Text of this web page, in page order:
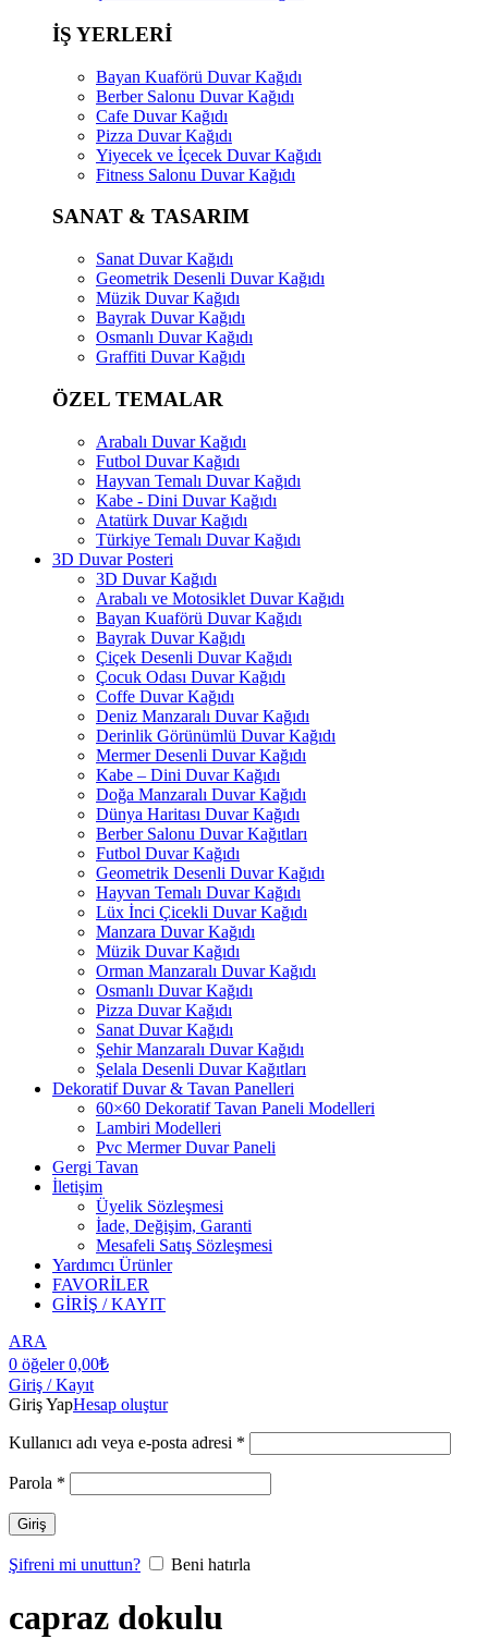
İŞ YERLERİ
Bayan Kuaförü Duvar Kağıdı
Berber Salonu Duvar Kağıdı
Cafe Duvar Kağıdı
Pizza Duvar Kağıdı
Yiyecek ve İçecek Duvar Kağıdı
Fitness Salonu Duvar Kağıdı
SANAT & TASARIM
Sanat Duvar Kağıdı
Geometrik Desenli Duvar Kağıdı
Müzik Duvar Kağıdı
Bayrak Duvar Kağıdı
Osmanlı Duvar Kağıdı
Graffiti Duvar Kağıdı
ÖZEL TEMALAR
Arabalı Duvar Kağıdı
Futbol Duvar Kağıdı
Hayvan Temalı Duvar Kağıdı
Kabe - Dini Duvar Kağıdı
Atatürk Duvar Kağıdı
Türkiye Temalı Duvar Kağıdı
3D Duvar Posteri
3D Duvar Kağıdı
Arabalı ve Motosiklet Duvar Kağıdı
Bayan Kuaförü Duvar Kağıdı
Bayrak Duvar Kağıdı
Çiçek Desenli Duvar Kağıdı
Çocuk Odası Duvar Kağıdı
Coffe Duvar Kağıdı
Deniz Manzaralı Duvar Kağıdı
Derinlik Görünümlü Duvar Kağıdı
Mermer Desenli Duvar Kağıdı
Kabe – Dini Duvar Kağıdı
Doğa Manzaralı Duvar Kağıdı
Dünya Haritası Duvar Kağıdı
Berber Salonu Duvar Kağıtları
Futbol Duvar Kağıdı
Geometrik Desenli Duvar Kağıdı
Hayvan Temalı Duvar Kağıdı
Lüx İnci Çicekli Duvar Kağıdı
Manzara Duvar Kağıdı
Müzik Duvar Kağıdı
Orman Manzaralı Duvar Kağıdı
Osmanlı Duvar Kağıdı
Pizza Duvar Kağıdı
Sanat Duvar Kağıdı
Şehir Manzaralı Duvar Kağıdı
Şelala Desenli Duvar Kağıtları
Dekoratif Duvar & Tavan Panelleri
60×60 Dekoratif Tavan Paneli Modelleri
Lambiri Modelleri
Pvc Mermer Duvar Paneli
Gergi Tavan
İletişim
Üyelik Sözleşmesi
İade, Değişim, Garanti
Mesafeli Satış Sözleşmesi
Yardımcı Ürünler
FAVORİLER
GİRİŞ / KAYIT
ARA
0 öğeler 0,00₺
Giriş / Kayıt
Giriş YapHesap oluştur
Kullanıcı adı veya e-posta adresi *
Parola *
Giriş
Şifreni mi unuttun? Beni hatırla
capraz dokulu